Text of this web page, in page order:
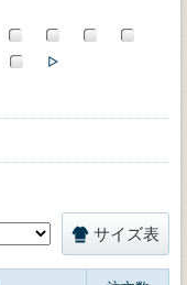
サイズ表